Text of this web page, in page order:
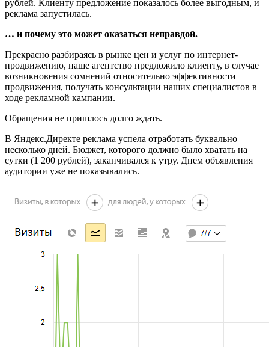
рублей. Клиенту предложение показалось более выгодным, и
реклама запустилась.
… и почему это может оказаться неправдой.
Прекрасно разбираясь в рынке цен и услуг по интернет-
продвижению, наше агентство предложило клиенту, в случае
возникновения сомнений относительно эффективности
продвижения, получать консультации наших специалистов в
ходе рекламной кампании.
Обращения не пришлось долго ждать.
В Яндекс.Директе реклама успела отработать буквально
несколько дней. Бюджет, которого должно было хватать на
сутки (1 200 рублей), заканчивался к утру. Днем объявления
аудитории уже не показывались.